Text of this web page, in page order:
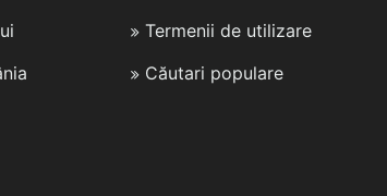
Termenii de utilizare
Căutari populare